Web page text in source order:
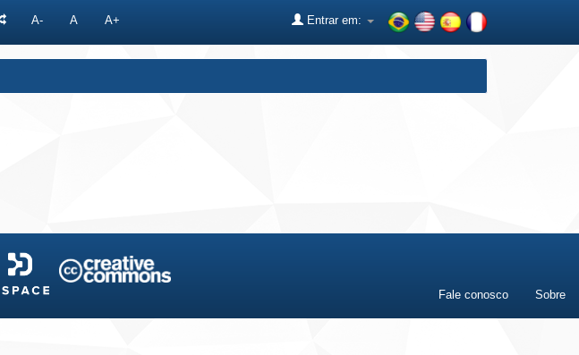
A- A A+ Entrar em:
Fale conosco Sobre